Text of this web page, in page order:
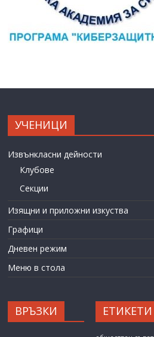
УЧЕНИЦИ
Извънкласни дейности
Клубове
Секции
Изящни и приложни изкуства
Графици
Дневен режим
Меню в стола
ВРЪЗКИ ЕТИКЕТИ